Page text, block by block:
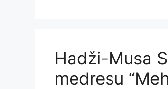
Hadži-Musa
medresu